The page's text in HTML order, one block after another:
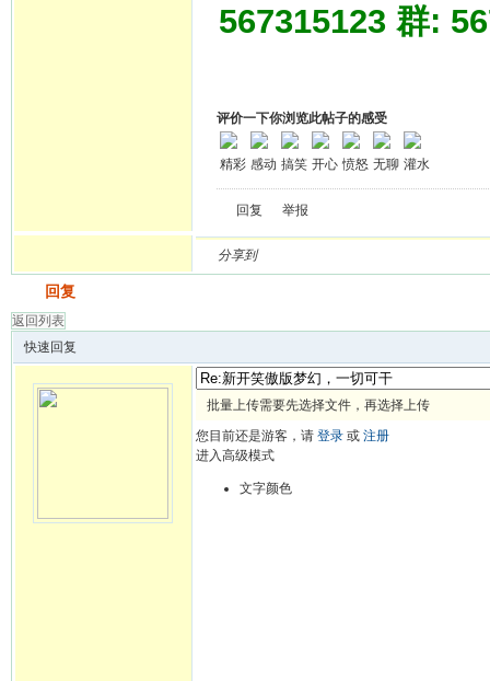
567315123 群:
评价一下你浏览此帖子的感受
精彩 感动 搞笑 开心 愤怒 无聊 灌水
回复 举报
分享到
回复
返回列表
快速回复
批量上传需要先选择文件，再选择上传
您目前还是游客，请 登录 或 注册
进入高级模式
文字颜色